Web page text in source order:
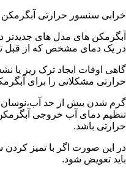
خرابی سنسور حرارتی آبگرمکن
آبگرمکن های مدل های جدیدتر
در یک دمای مشخص که از قبل
گاهی اوقات ایجاد ترک ریز یا
حرارتی مشکلاتی را برای
گرم شدن بیش از حد
تنظیم دمای آب خروجی
حرارتی باشد.
در این صورت اگر با تمیز
باید تعویض شود.